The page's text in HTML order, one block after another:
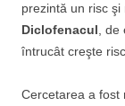
prezintă un risc şi
Diclofenacul ,
întrucât creşte
Cercetarea a fost